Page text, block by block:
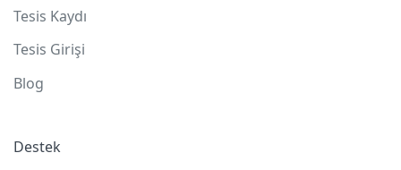
Tesis Kaydı
Tesis Girişi
Blog
Destek